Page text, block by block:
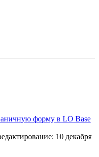
форму в LO Base
: 10 декабря